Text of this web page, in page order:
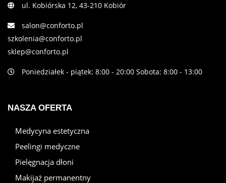
ul. Kobiórska 12, 43-210 Kobiór
salon@conforto.pl
szkolenia@conforto.pl
sklep@conforto.pl
Poniedziałek - piątek: 8:00 - 20:00 Sobota: 8:00 - 13:00
NASZA OFERTA
Medycyna estetyczna
Peelingi medyczne
Pielęgnacja dłoni
Makijaż permanentny